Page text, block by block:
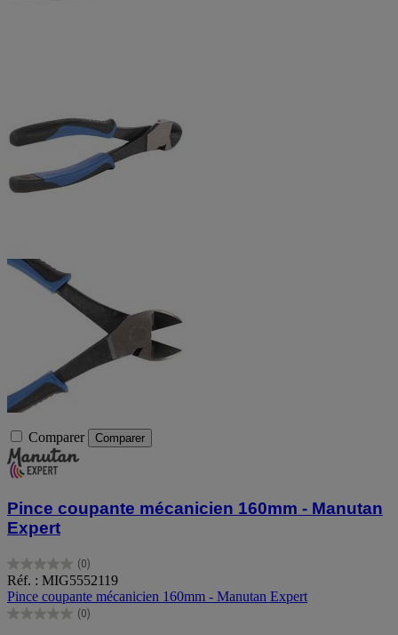
Comparer Comparer
Pince coupante mécanicien 160mm - Manutan
Expert
(0)
0.0
sur
5
étoiles.
Réf. : MIG5552119
Pince coupante mécanicien 160mm - Manutan Expert
(0)
0.0